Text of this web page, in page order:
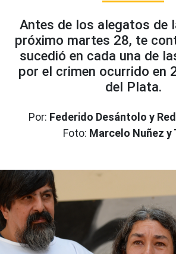
Antes de los alegatos de
próximo martes 28, te
sucedió en cada una de
por el crimen ocurrido en
del Plata.
Por: Federido Desántolo y
Foto: Marcelo Nuñez y